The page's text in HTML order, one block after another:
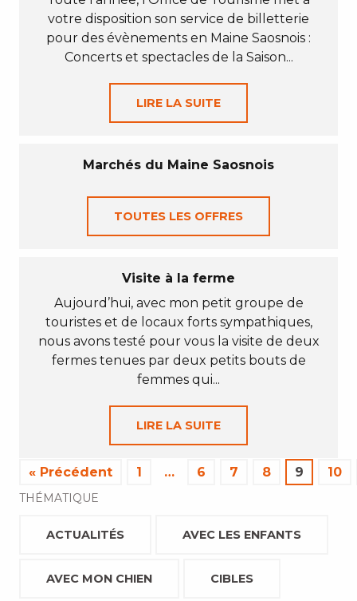
votre disposition son service de billetterie
pour des évènements en Maine Saosnois :
Concerts et spectacles de la Saison...
LIRE LA SUITE
Marchés du Maine Saosnois
TOUTES LES OFFRES
Visite à la ferme
Aujourd’hui, avec mon petit groupe de
touristes et de locaux forts sympathiques,
nous avons testé pour vous la visite de deux
fermes tenues par deux petits bouts de
femmes qui...
LIRE LA SUITE
« Précédent 1 … 6 7 8 9 10
THÉMATIQUE
ACTUALITÉS AVEC LES ENFANTS
AVEC MON CHIEN CIBLES